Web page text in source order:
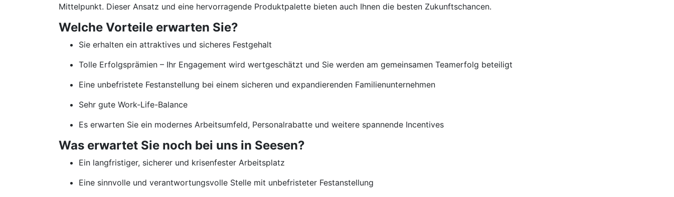
Mittelpunkt. Dieser Ansatz und eine hervorragende Produktpalette bieten auch Ihnen die besten Zukunftschancen.
Welche Vorteile erwarten Sie?
Sie erhalten ein attraktives und sicheres Festgehalt
Tolle Erfolgsprämien – Ihr Engagement wird wertgeschätzt und Sie werden am gemeinsamen Teamerfolg beteiligt
Eine unbefristete Festanstellung bei einem sicheren und expandierenden Familienunternehmen
Sehr gute Work-Life-Balance
Es erwarten Sie ein modernes Arbeitsumfeld, Personalrabatte und weitere spannende Incentives
Was erwartet Sie noch bei uns in Seesen?
Ein langfristiger, sicherer und krisenfester Arbeitsplatz
Eine sinnvolle und verantwortungsvolle Stelle mit unbefristeter Festanstellung